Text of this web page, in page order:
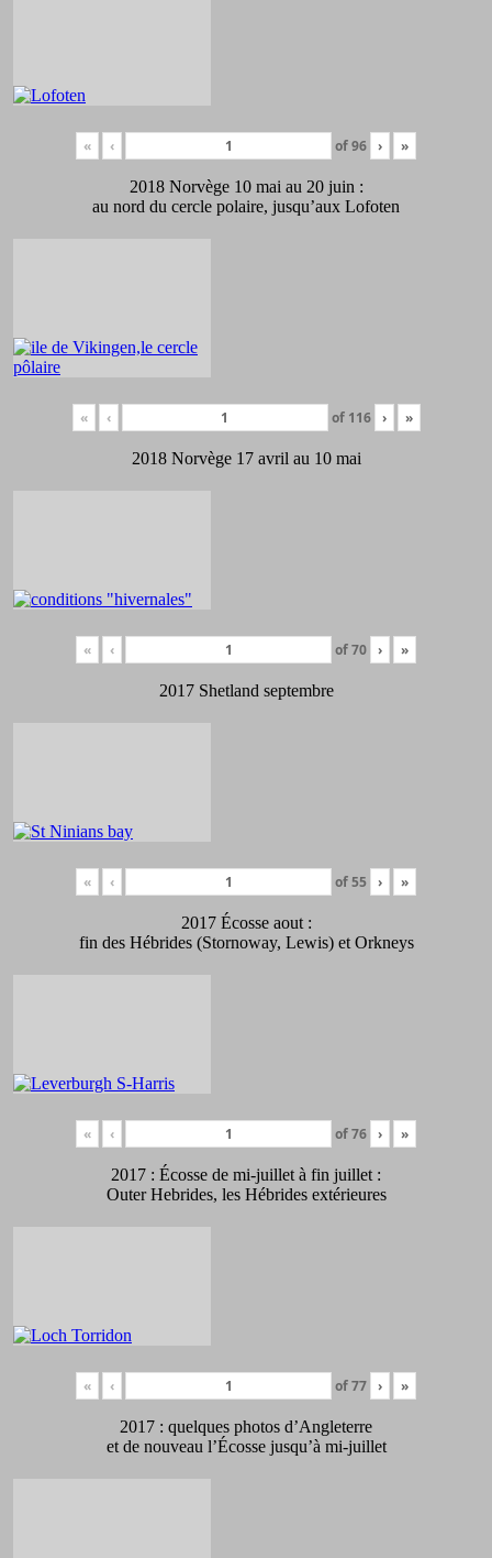
« ‹ of96 › »
2018 Norvège 10 mai au 20 juin :
au nord du cercle polaire, jusqu’aux Lofoten
« ‹ of 116 › »
2018 Norvège 17 avril au 10 mai
« ‹ of70 › »
2017 Shetland septembre
« ‹ of55 › »
2017 Écosse aout :
fin des Hébrides (Stornoway, Lewis) et Orkneys
« ‹ of76 › »
2017 : Écosse de mi-juillet à fin juillet :
Outer Hebrides, les Hébrides extérieures
« ‹ of77 › »
2017 : quelques photos d’Angleterre
et de nouveau l’Écosse jusqu’à mi-juillet